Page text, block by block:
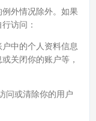
外情况除外。如果
访问：
中的个人资料信息
关闭你的账户等，
或清除你的用户